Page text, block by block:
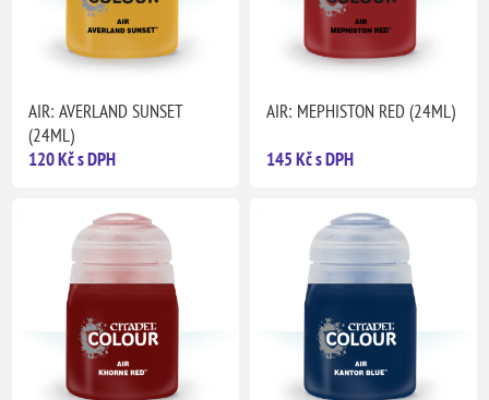
AIR: AVERLAND SUNSET
(24ML)
120 Kč s DPH
AIR: MEPHISTON RED (24ML)
145 Kč s DPH